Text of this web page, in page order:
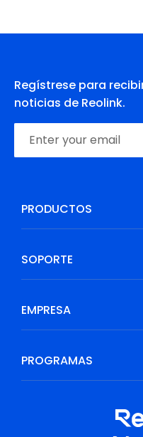
Regístrese para
noticias de Reolink.
PRODUCTOS
SOPORTE
EMPRESA
PROGRAMAS